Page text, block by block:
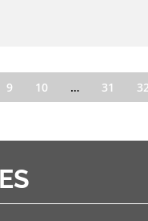
9 10 … 31 32